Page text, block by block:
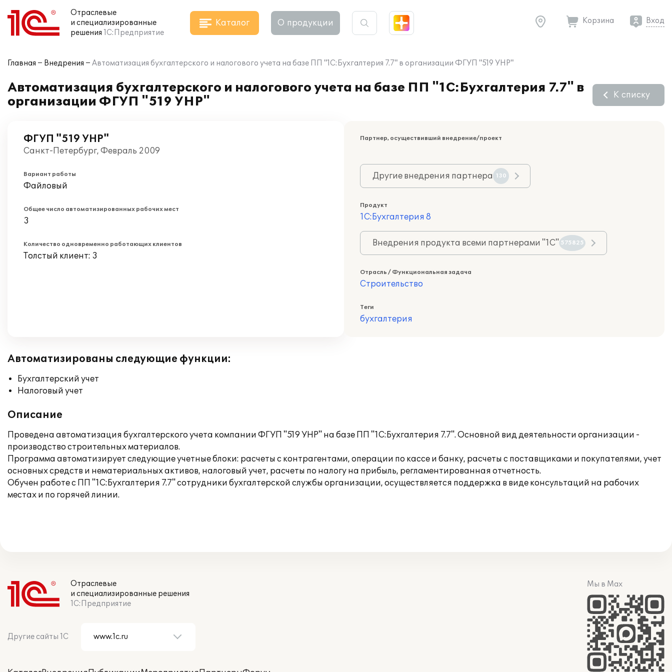
Отраслевые
и специализированные
решения 1С:Предприятие
Каталог О продукции Корзина Вход
Главная Внедрения Автоматизация бухгалтерского и налогового учета на базе ПП "1С:Бухгалтерия 7.7" в организации ФГУП "519 УНР"
Автоматизация бухгалтерского и налогового учета на базе ПП "1С:Бухгалтерия 7.7" в
организации ФГУП "519 УНР"
К списку
ФГУП "519 УНР"
Санкт-Петербург, Февраль 2009
Вариант работы
Файловый
Общее число автоматизированных рабочих мест
3
Количество одновременно работающих клиентов
Толстый клиент: 3
Партнер, осуществивший внедрение/проект
Другие внедрения партнера 130
Продукт
1С:Бухгалтерия 8
Внедрения продукта всеми партнерами "1С" 575825
Отрасль / Функциональная задача
Строительство
Теги
бухгалтерия
Автоматизированы следующие функции:
Бухгалтерский учет
Налоговый учет
Описание
Проведена автоматизация бухгалтерского учета компании ФГУП "519 УНР" на базе ПП "1С:Бухгалтерия 7.7". Основной вид деятельности организации -
производство строительных материалов.
Программа автоматизирует следующие учетные блоки: расчеты с контрагентами, операции по кассе и банку, расчеты с поставщиками и покупателями, учет
основных средств и нематериальных активов, налоговый учет, расчеты по налогу на прибыль, регламентированная отчетность.
Обучен работе с ПП "1С:Бухгалтерия 7.7" сотрудники бухгалтерской службы организации, осуществляется поддержка в виде консультаций на рабочих
местах и по горячей линии.
Отраслевые
и специализированные решения
1С:Предприятие
Другие сайты 1С
Мы в Max